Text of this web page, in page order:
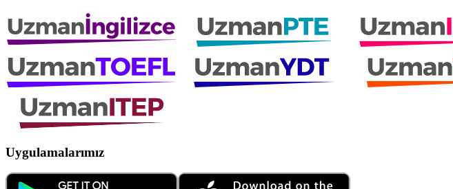
Uygulamalarımız